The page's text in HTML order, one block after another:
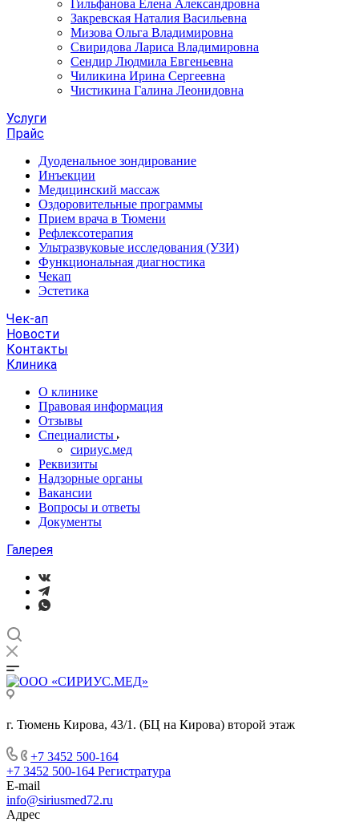
Гильфанова Елена Александровна
Закревская Наталия Васильевна
Мизова Ольга Владимировна
Свиридова Лариса Владимировна
Сендир Людмила Евгеньевна
Чиликина Ирина Сергеевна
Чистикина Галина Леонидовна
Услуги
Прайс
Дуоденальное зондирование
Инъекции
Медицинский массаж
Оздоровительные программы
Прием врача в Тюмени
Рефлексотерапия
Ультразвуковые исследования (УЗИ)
Функциональная диагностика
Чекап
Эстетика
Чек-ап
Новости
Контакты
Клиника
О клинике
Правовая информация
Отзывы
Специалисты
сириус.мед
Реквизиты
Надзорные органы
Вакансии
Вопросы и ответы
Документы
Галерея
г. Тюмень Кирова, 43/1. (БЦ на Кирова) второй этаж
+7 3452 500-164
+7 3452 500-164 Регистратура
E-mail
info@siriusmed72.ru
Адрес